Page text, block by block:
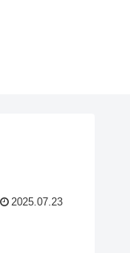
2025.07.23